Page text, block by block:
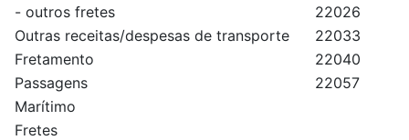
- outros fretes
22026
Outras receitas/despesas de transporte
22033
Fretamento
22040
Passagens
22057
Marítimo
Fretes